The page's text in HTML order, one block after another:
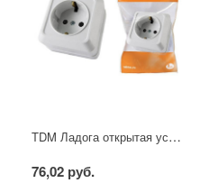
TDM Ладога открытая уст. розетка с\з белая
76,02 руб.